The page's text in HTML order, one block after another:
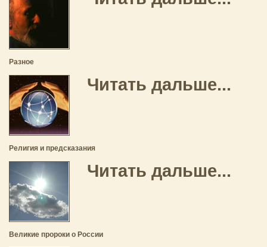
Разное
Читать дальше...
Религия и предсказания
Читать дальше...
Великие пророки о России